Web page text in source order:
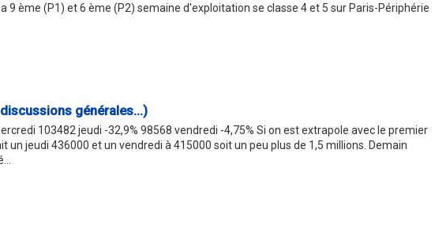
9 ème (P1) et 6 ème (P2) semaine d'exploitation se classe 4 et 5 sur Paris-Périphérie
discussions générales...)
103482 jeudi -32,9% 98568 vendredi -4,75% Si on est extrapole avec le premier
un jeudi 436000 et un vendredi à 415000 soit un peu plus de 1,5 millions. Demain